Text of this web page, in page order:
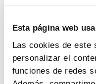
Esta página web
Las cookies de este
personalizar el
funciones de redes
Acceso Coronavirus
Legislación
INDICADORES